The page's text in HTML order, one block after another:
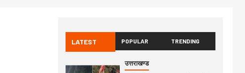
LATEST POPULAR TRENDING
उत्तराखण्ड